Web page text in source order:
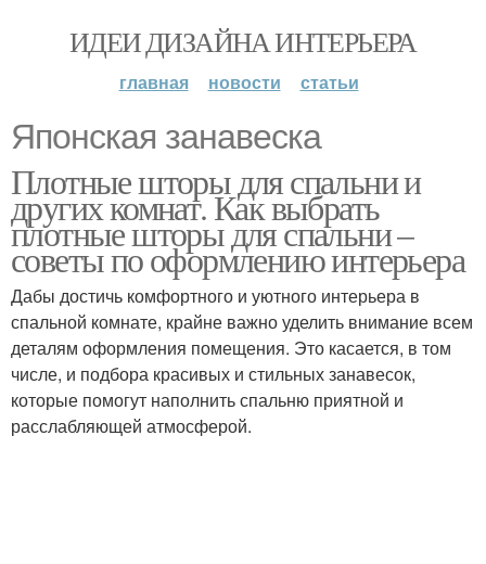
ИДЕИ ДИЗАЙНА ИНТЕРЬЕРА
главная новости статьи
Японская занавеска
Плотные шторы для спальни и
других комнат. Как выбрать
плотные шторы для спальни –
советы по оформлению интерьера
Дабы достичь комфортного и уютного интерьера в
спальной комнате, крайне важно уделить внимание всем
деталям оформления помещения. Это касается, в том
числе, и подбора красивых и стильных занавесок,
которые помогут наполнить спальню приятной и
расслабляющей атмосферой.